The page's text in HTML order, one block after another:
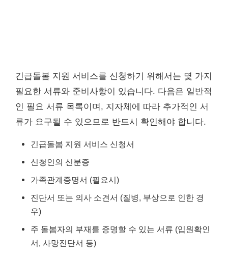
긴급돌봄 지원 서비스를 신청하기 위해서는 몇 가지
필요한 서류와 준비사항이 있습니다. 다음은 일반적
인 필요 서류 목록이며, 지자체에 따라 추가적인 서
류가 요구될 수 있으므로 반드시 확인해야 합니다.
긴급돌봄 지원 서비스 신청서
신청인의 신분증
가족관계증명서 (필요시)
진단서 또는 의사 소견서 (질병, 부상으로 인한 경
우)
주 돌봄자의 부재를 증명할 수 있는 서류 (입원확인
서, 사망진단서 등)